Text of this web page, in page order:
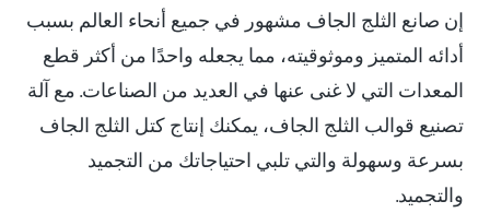
إن صانع الثلج الجاف مشهور في جميع أنحاء العالم بسبب
أدائه المتميز وموثوقيته، مما يجعله واحدًا من أكثر قطع
المعدات التي لا غنى عنها في العديد من الصناعات. مع آلة
تصنيع قوالب الثلج الجاف، يمكنك إنتاج كتل الثلج الجاف
بسرعة وسهولة والتي تلبي احتياجاتك من التجميد
والتجميد.